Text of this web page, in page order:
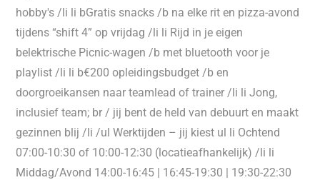
hobby's /li li bGratis snacks /b na elke rit en pizza-avond
tijdens “shift 4” op vrijdag /li li Rijd in je eigen
belektrische Picnic-wagen /b met bluetooth voor je
playlist /li li b€200 opleidingsbudget /b en
doorgroeikansen naar teamlead of trainer /li li Jong,
inclusief team; br / jij bent de held van debuurt en maakt
gezinnen blij /li /ul Werktijden – jij kiest ul li Ochtend
07:00-10:30 of 10:00-12:30 (locatieafhankelijk) /li li
Middag/Avond 14:00-16:45 | 16:45-19:30 | 19:30-22:30